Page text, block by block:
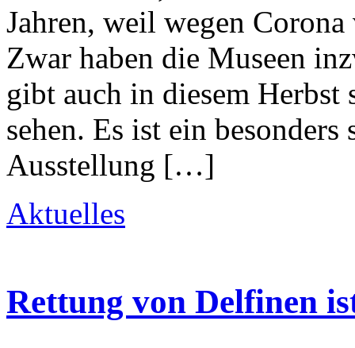
Jahren, weil wegen
Zwar haben die Museen
gibt auch in diesem Herbst
sehen. Es ist ein
Ausstellung […]
Aktuelles
Rettung von Delfinen